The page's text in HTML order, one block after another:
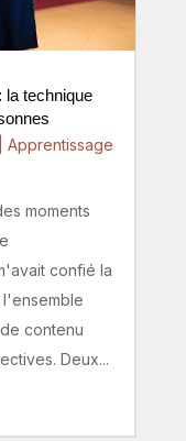
technique
Apprentissage
moments
confié la
contenu
Deux...